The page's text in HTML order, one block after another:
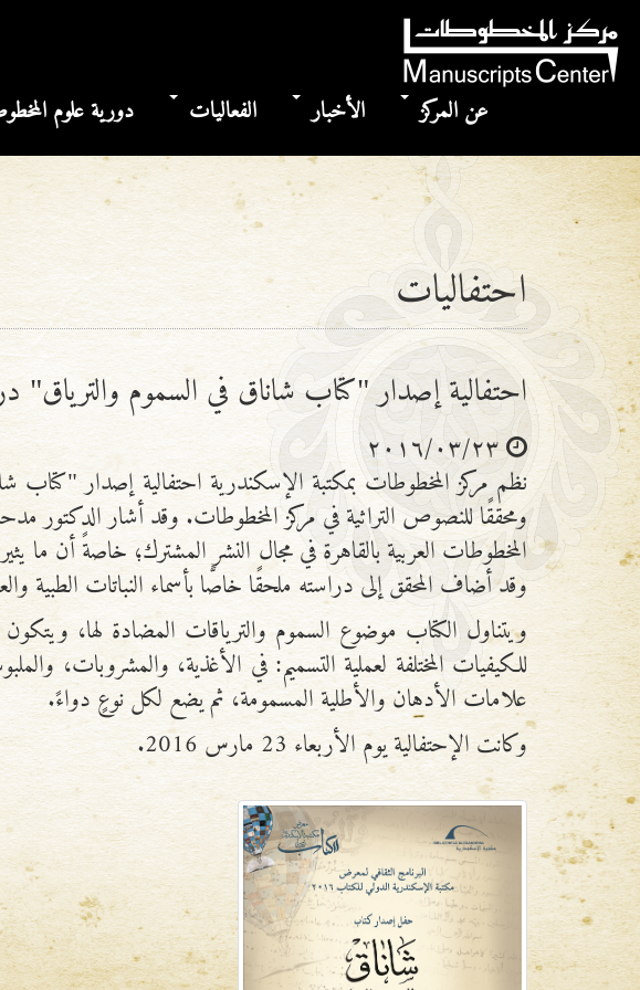
عن المركز الأخبار الفعاليات دورية علوم
احتفاليات
احتفالية إصدار "كتاب شاناق في السموم والترياق"
٢٠١٦/٠٣/٢٣
نظم مركز المخطوطات بمكتبة الإسكندرية احتفالية إصدار
ومحققًا للنصوص التراثية في مركز المخطوطات. وقد أشار الدكتور
المخطوطات العربية بالقاهرة في مجال النشر المشترك؛ خاصةً أن ما
وقد أضاف المحقق إلى دراسته ملحقًا خاصًّا بأسماء النباتات الطبية
ويتناول الكتاب موضوع السموم والترياقات المضادة لها،
للكيفيات المختلفة لعملية التسميم: في الأغذية، والمشروبات،
علامات الأدهان والأطلية المسمومة، ثم يضع لكل نوعٍ دواءً.
وكانت الإحتفالية يوم الأربعاء 23 مارس 2016.